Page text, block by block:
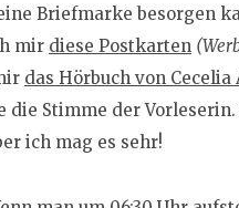
Briefmarke besorgen
mir diese Postkarten
das Hörbuch von Cecelia
Stimme der
ich mag es sehr!